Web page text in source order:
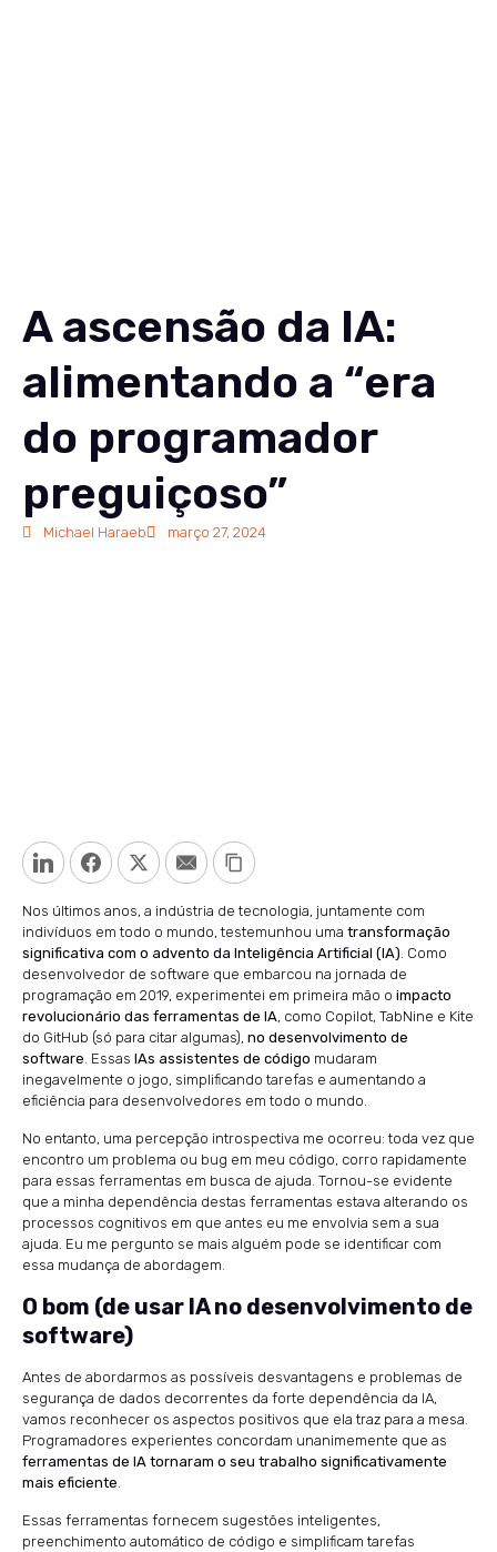
A ascensão da IA:
alimentando a “era
do programador
preguiçoso”
Michael Haraeb março 27, 2024
LinkedInFacebookTwitterEmail Copy Link
Nos últimos anos, a indústria de tecnologia, juntamente com
indivíduos em todo o mundo, testemunhou uma transformação
significativa com o advento da Inteligência Artificial (IA). Como
desenvolvedor de software que embarcou na jornada de
programação em 2019, experimentei em primeira mão o impacto
revolucionário das ferramentas de IA, como Copilot, TabNine e Kite
do GitHub (só para citar algumas), no desenvolvimento de
software. Essas IAs assistentes de código mudaram
inegavelmente o jogo, simplificando tarefas e aumentando a
eficiência para desenvolvedores em todo o mundo.
No entanto, uma percepção introspectiva me ocorreu: toda vez que
encontro um problema ou bug em meu código, corro rapidamente
para essas ferramentas em busca de ajuda. Tornou-se evidente
que a minha dependência destas ferramentas estava alterando os
processos cognitivos em que antes eu me envolvia sem a sua
ajuda. Eu me pergunto se mais alguém pode se identificar com
essa mudança de abordagem.
O bom (de usar IA no desenvolvimento de
software)
Antes de abordarmos as possíveis desvantagens e problemas de
segurança de dados decorrentes da forte dependência da IA,
vamos reconhecer os aspectos positivos que ela traz para a mesa.
Programadores experientes concordam unanimemente que as
ferramentas de IA tornaram o seu trabalho significativamente
mais eficiente.
Essas ferramentas fornecem sugestões inteligentes,
preenchimento automático de código e simplificam tarefas